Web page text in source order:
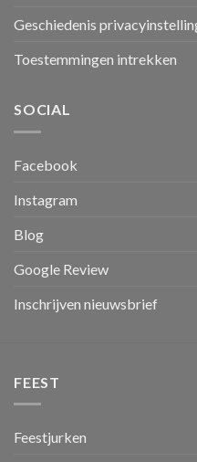
Geschiedenis
Toestemmingen intrekken
SOCIAL
Facebook
Instagram
Blog
Google Review
Inschrijven nieuwsbrief
FEEST
Feestjurken